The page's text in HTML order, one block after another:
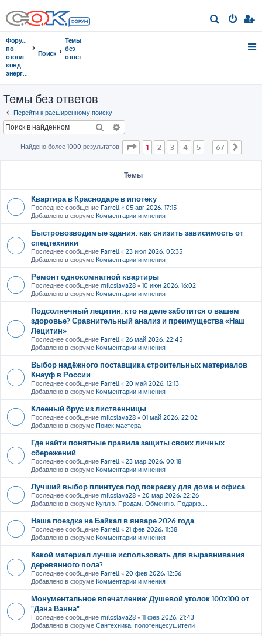
о
Форумы
по
отоплению,
кондиционированию,
энергосбережению
Поиск
Темы
без
ответов
Темы без ответов
Перейти к расширенному поиску
Поиск
Найдено более 1000 результатов Страница из 67
1 2 3 4 5 67
Темы
Квартира в Краснодаре в ипотеку
Последнее сообщение Farrell « 05 авг 2026, 17:15
Добавлено в форуме Комментарии и мнения
Быстровозводимые здания: как снизить зависимость от
спецтехники
Последнее сообщение Farrell « 23 июл 2026, 05:35
Добавлено в форуме Комментарии и мнения
Ремонт однокомнатной квартиры
Последнее сообщение miloslava28 « 10 июн 2026, 16:02
Добавлено в форуме Комментарии и мнения
Подсолнечный лецитин: кто на деле заботится о вашем
здоровье? Сравнительный анализ и преимущества «Наш
Лецитин»
Последнее сообщение Farrell « 26 май 2026, 22:45
Добавлено в форуме Комментарии и мнения
Выбор надёжного поставщика строительных материалов
Кнауф в России
Последнее сообщение Farrell « 20 май 2026, 12:13
Добавлено в форуме Комментарии и мнения
Клееный брус из лиственницы
Последнее сообщение miloslava28 « 01 май 2026, 22:02
Добавлено в форуме Поиск мастера
Где найти понятные правила защиты своих личных
сбережений
Последнее сообщение Farrell « 23 мар 2026, 00:18
Добавлено в форуме Комментарии и мнения
Лучший выбор плинтуса под покраску для дома и офиса
Последнее сообщение miloslava28 « 20 мар 2026, 22:26
Добавлено в форуме Куплю, Продам, Обменяю, Подарю,...
Наша поездка на Байкал в январе 2026 года
Последнее сообщение Farrell « 21 фев 2026, 11:38
Добавлено в форуме Комментарии и мнения
Какой материал лучше использовать для выравнивания
деревянного пола?
Последнее сообщение Farrell « 20 фев 2026, 12:56
Добавлено в форуме Комментарии и мнения
Монументальное впечатление: Душевой уголок 100х100 от
"Дана Ванна"
Последнее сообщение miloslava28 « 11 фев 2026, 21:43
Добавлено в форуме Сантехника, полотенцесушители